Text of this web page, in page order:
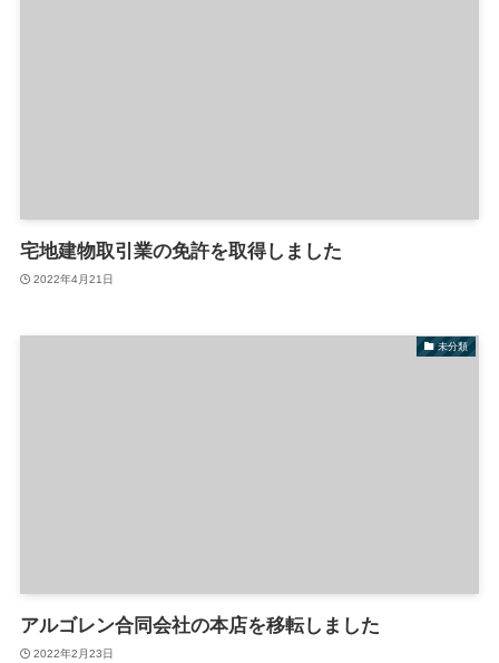
宅地建物取引業の免許を取得しました
2022年4月21日
未分類
アルゴレン合同会社の本店を移転しました
2022年2月23日